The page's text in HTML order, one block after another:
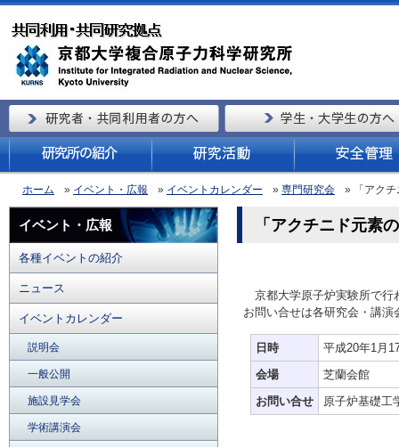
ホーム » イベント・広報 » イベントカレンダー » 専門研究会 » 「アク
イベント・広報
各種イベントの紹介
ニュース
イベントカレンダー
説明会
一般公開
施設見学会
学術講演会
「アクチニド元素
京都大学原子炉実験所で行
お問い合せは各研究会・講演
日時
平成20年1月
会場
芝蘭会館
お問い合せ
原子炉基礎